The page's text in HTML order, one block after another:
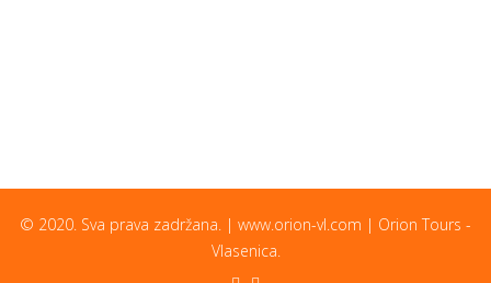
© 2020. Sva prava zadržana. | www.orion-vl.com | Orion Tours -
Vlasenica.